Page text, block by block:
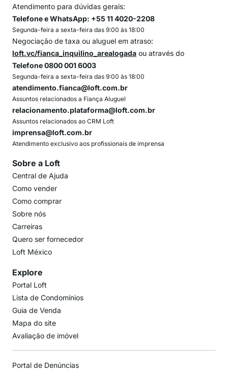
Atendimento para dúvidas gerais:
Telefone e WhatsApp: +55 11 4020-2208
Segunda-feira a sexta-feira das 9:00 às 18:00
Negociação de taxa ou aluguel em atraso:
loft.vc/fianca_inquilino_arealogada ou através do
Telefone 0800 001 6003
Segunda-feira a sexta-feira das 9:00 às 18:00
atendimento.fianca@loft.com.br
Assuntos relacionados a Fiança Aluguel
relacionamento.plataforma@loft.com.br
Assuntos relacionados ao CRM Loft
imprensa@loft.com.br
Atendimento exclusivo aos profissionais de imprensa
Sobre a Loft
Central de Ajuda
Como vender
Como comprar
Sobre nós
Carreiras
Quero ser fornecedor
Loft México
Explore
Portal Loft
Lista de Condomínios
Guia de Venda
Mapa do site
Avaliação de imóvel
Portal de Denúncias